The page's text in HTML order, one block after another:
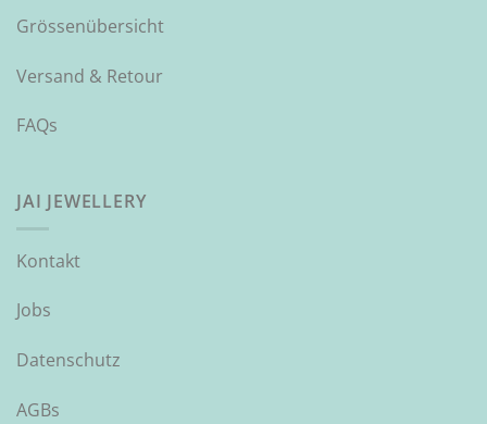
Grössenübersicht
Versand & Retour
FAQs
JAI JEWELLERY
Kontakt
Jobs
Datenschutz
AGBs